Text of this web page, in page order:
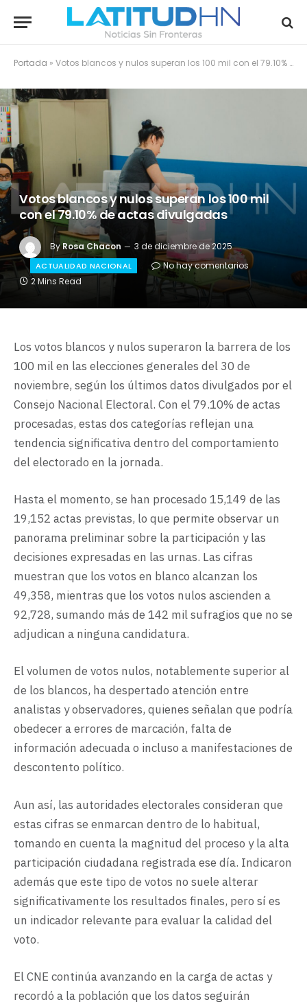
Portada » Votos blancos y nulos superan los 100 mil con el 79.10% de actas divulgadas
Votos blancos y nulos superan los 100 mil
con el 79.10% de actas divulgadas
ByRosa Chacon 3 de diciembre de 2025
ACTUALIDAD NACIONAL
No hay comentarios
2 Mins Read
Los votos blancos y nulos superaron la barrera de los
100 mil en las elecciones generales del 30 de
noviembre, según los últimos datos divulgados por el
Consejo Nacional Electoral. Con el 79.10% de actas
procesadas, estas dos categorías reflejan una
tendencia significativa dentro del comportamiento
del electorado en la jornada.
Hasta el momento, se han procesado 15,149 de las
19,152 actas previstas, lo que permite observar un
panorama preliminar sobre la participación y las
decisiones expresadas en las urnas. Las cifras
muestran que los votos en blanco alcanzan los
49,358, mientras que los votos nulos ascienden a
92,728, sumando más de 142 mil sufragios que no se
adjudican a ninguna candidatura.
El volumen de votos nulos, notablemente superior al
de los blancos, ha despertado atención entre
analistas y observadores, quienes señalan que podría
obedecer a errores de marcación, falta de
información adecuada o incluso a manifestaciones de
descontento político.
Aun así, las autoridades electorales consideran que
estas cifras se enmarcan dentro de lo habitual,
tomando en cuenta la magnitud del proceso y la alta
participación ciudadana registrada ese día. Indicaron
además que este tipo de votos no suele alterar
significativamente los resultados finales, pero sí es
un indicador relevante para evaluar la calidad del
voto.
El CNE continúa avanzando en la carga de actas y
recordó a la población que los datos seguirán